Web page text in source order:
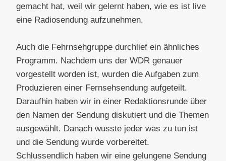
gemacht hat, weil wir gelernt haben, wie es ist live
eine Radiosendung aufzunehmen.
Auch die Fehrnsehgruppe durchlief ein ähnliches
Programm. Nachdem uns der WDR genauer
vorgestellt worden ist, wurden die Aufgaben zum
Produzieren einer Fernsehsendung aufgeteilt.
Daraufhin haben wir in einer Redaktionsrunde über
den Namen der Sendung diskutiert und die Themen
ausgewählt. Danach wusste jeder was zu tun ist
und die Sendung wurde vorbereitet.
Schlussendlich haben wir eine gelungene Sendung